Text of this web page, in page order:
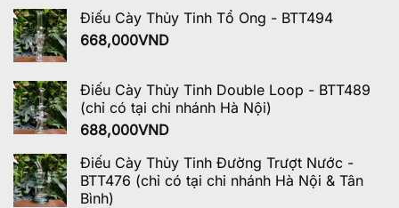
Điếu Cày Thủy Tinh Tổ Ong - BTT494
668,000VND
Điếu Cày Thủy Tinh Double Loop - BTT489
(chỉ có tại chi nhánh Hà Nội)
688,000VND
Điếu Cày Thủy Tinh Đường Trượt Nước -
BTT476 (chỉ có tại chi nhánh Hà Nội & Tân
Bình)